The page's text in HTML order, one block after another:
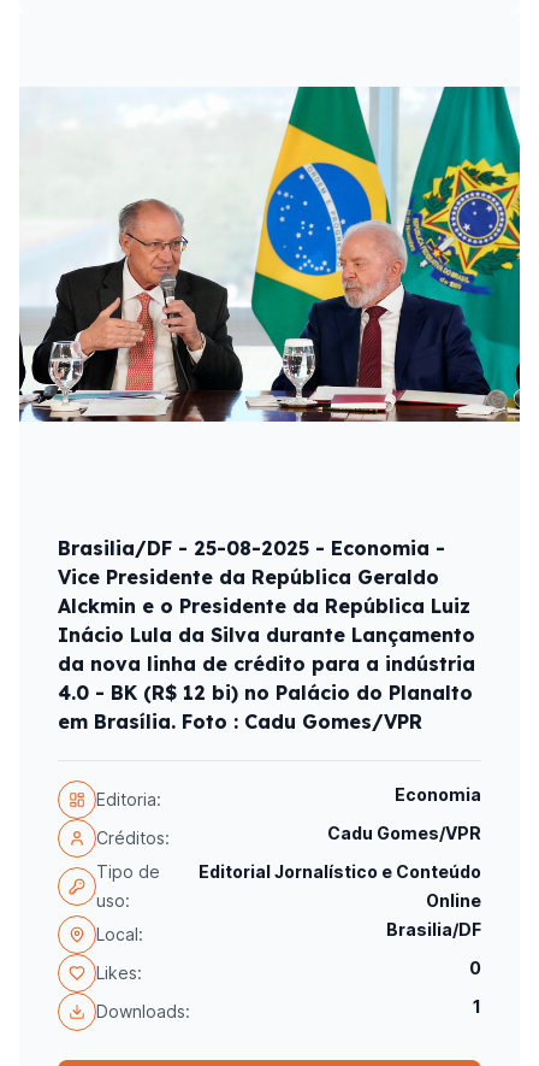
Brasilia/DF - 25-08-2025 - Economia -
Vice Presidente da República Geraldo
Alckmin e o Presidente da República Luiz
Inácio Lula da Silva durante Lançamento
da nova linha de crédito para a indústria
4.0 - BK (R$ 12 bi) no Palácio do Planalto
em Brasília. Foto : Cadu Gomes/VPR
Editoria: Economia
Créditos:
Cadu Gomes/VPR
Tipo de
uso:
Editorial Jornalístico e Conteúdo
Online
Local:
Brasilia/DF
Likes: 0
Downloads: 1